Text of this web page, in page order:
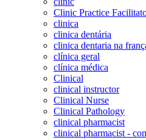
Clinic Practice
clinica
clinica dentária
clinica dentaria na
clínica geral
clínica médica
Clinical
clinical instructor
Clinical Nurse
Clinical Pathology
clinical pharmacist
clinical pharmacist -